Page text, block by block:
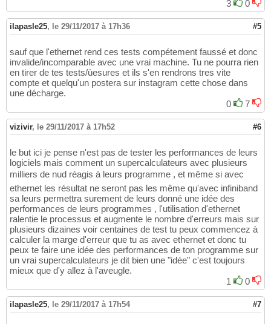
3
0
ilapasle25, le 29/11/2017 à 17h36 #5
sauf que l'ethernet rend ces tests compétement faussé et donc
invalide/incomparable avec une vrai machine. Tu ne pourra rien
en tirer de tes tests/ùesures et ils s'en rendrons tres vite
compte et quelqu'un postera sur instagram cette chose dans
une décharge.
0
7
vizivir, le 29/11/2017 à 17h52 #6
le but ici je pense n'est pas de tester les performances de leurs
logiciels mais comment un supercalculateurs avec plusieurs
milliers de nud réagis à leurs programme , et même si avec
ethernet les résultat ne seront pas les même qu'avec infiniband
sa leurs permettra surement de leurs donné une idée des
performances de leurs programmes , l'utilisation d'ethernet
ralentie le processus et augmente le nombre d'erreurs mais sur
plusieurs dizaines voir centaines de test tu peux commencez à
calculer la marge d'erreur que tu as avec ethernet et donc tu
peux te faire une idée des performances de ton programme sur
un vrai supercalculateurs je dit bien une "idée" c'est toujours
mieux que d'y allez à l'aveugle.
1
0
ilapasle25, le 29/11/2017 à 17h54 #7